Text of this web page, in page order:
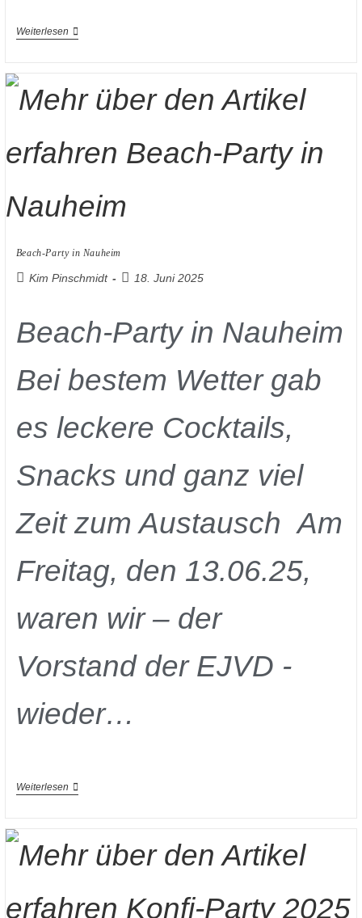
Weiterlesen
Beach-Party in Nauheim
Kim Pinschmidt 18. Juni 2025
Beach-Party in Nauheim
Bei bestem Wetter gab
es leckere Cocktails,
Snacks und ganz viel
Zeit zum Austausch Am
Freitag, den 13.06.25,
waren wir – der
Vorstand der EJVD -
wieder…
Weiterlesen